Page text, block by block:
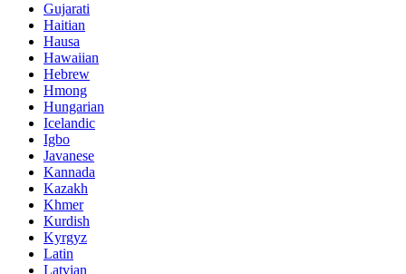
Gujarati
Haitian
Hausa
Hawaiian
Hebrew
Hmong
Hungarian
Icelandic
Igbo
Javanese
Kannada
Kazakh
Khmer
Kurdish
Kyrgyz
Latin
Latvian